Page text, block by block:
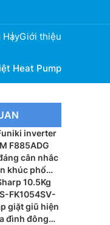
HayGiới thiệu
Heat Pump
inverter
F885ADG
cân nhắc
khúc phổ
nhất hiện
10.5Kg
FK1054SV-
giặt giũ hiện
đình đông